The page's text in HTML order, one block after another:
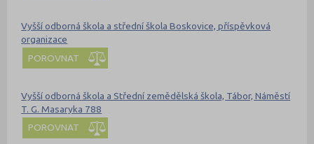
Vyšší odborná škola a střední škola Boskovice, příspěvková
organizace
POROVNAT
Vyšší odborná škola a Střední zemědělská škola, Tábor, Náměstí
T. G. Masaryka 788
POROVNAT